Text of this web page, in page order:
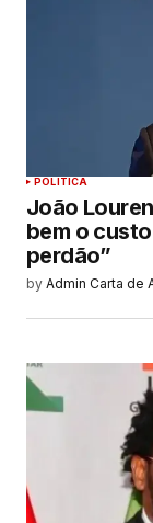
POLITICA
João
bem o
perdão”
by Admin Carta de